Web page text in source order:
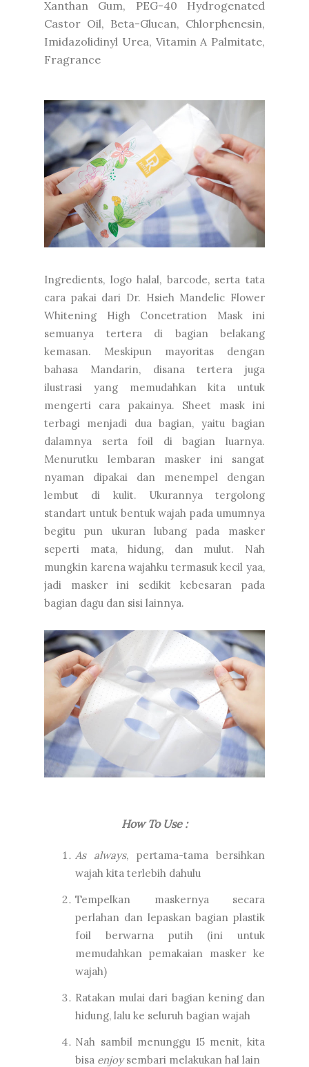
Xanthan Gum, PEG-40 Hydrogenated
Castor Oil, Beta-Glucan, Chlorphenesin,
Imidazolidinyl Urea, Vitamin A Palmitate,
Fragrance
Ingredients, logo halal, barcode, serta tata
cara pakai dari Dr. Hsieh Mandelic Flower
Whitening High Concetration Mask ini
semuanya tertera di bagian belakang
kemasan. Meskipun mayoritas dengan
bahasa Mandarin, disana tertera juga
ilustrasi yang memudahkan kita untuk
mengerti cara pakainya. Sheet mask ini
terbagi menjadi dua bagian, yaitu bagian
dalamnya serta foil di bagian luarnya.
Menurutku lembaran masker ini sangat
nyaman dipakai dan menempel dengan
lembut di kulit. Ukurannya tergolong
standart untuk bentuk wajah pada umumnya
begitu pun ukuran lubang pada masker
seperti mata, hidung, dan mulut. Nah
mungkin karena wajahku termasuk kecil yaa,
jadi masker ini sedikit kebesaran pada
bagian dagu dan sisi lainnya.
How To Use :
As always, pertama-tama bersihkan
wajah kita terlebih dahulu
Tempelkan maskernya secara
perlahan dan lepaskan bagian plastik
foil berwarna putih (ini untuk
memudahkan pemakaian masker ke
wajah)
Ratakan mulai dari bagian kening dan
hidung, lalu ke seluruh bagian wajah
Nah sambil menunggu 15 menit, kita
bisa enjoysembari melakukan hal lain